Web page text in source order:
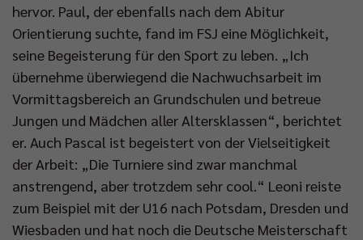
hervor. Paul, der ebenfalls nach dem Abitur
Orientierung suchte, fand im FSJ eine Möglichkeit,
seine Begeisterung für den Sport zu leben. „Ich
übernehme überwiegend die Nachwuchsarbeit im
Vormittagsbereich an Grundschulen und betreue
Jungen und Mädchen aller Altersklassen“, berichtet
er. Auch Pascal ist begeistert von der Vielseitigkeit
der Arbeit: „Die Turniere sind zwar manchmal
anstrengend, aber trotzdem sehr cool.“ Leoni reiste
zum Beispiel mit der U16 nach Potsdam, Dresden und
Wiesbaden und hat noch die Deutsche Meisterschaft